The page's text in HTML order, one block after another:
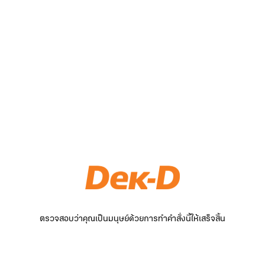
ตรวจสอบว่าคุณเป็นมนุษย์ด้วยการทำคำสั่งนี้ให้เสร็จสิ้น